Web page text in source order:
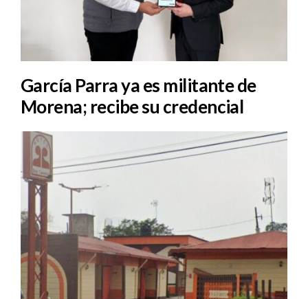
García Parra ya es militante de
Morena; recibe su credencial